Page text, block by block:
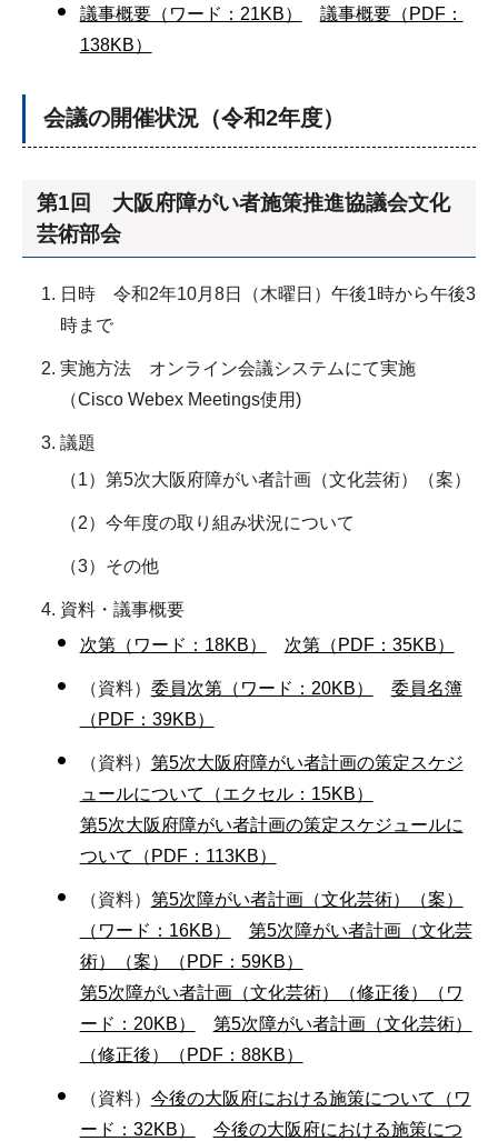
議事概要（ワード：21KB）
議事概要（PDF：
138KB）
会議の開催状況（令和2年度）
第1回 大阪府障がい者施策推進協議会文化
芸術部会
日時 令和2年10月8日（木曜日）午後1時から午後3
時まで
実施方法 オンライン会議システムにて実施
（Cisco Webex Meetings使用)
議題
（1）第5次大阪府障がい者計画（文化芸術）（案）
（2）今年度の取り組み状況について
（3）その他
資料・議事概要
次第（ワード：18KB）
次第（PDF：35KB）
（資料） 委員次第（ワード：20KB）
委員名簿
（PDF：39KB）
（資料） 第5次大阪府障がい者計画の策定スケジ
ュールについて（エクセル：15KB）
第5次大阪府障がい者計画の策定スケジュールに
ついて（PDF：113KB）
（資料） 第5次障がい者計画（文化芸術）（案）
（ワード：16KB）
第5次障がい者計画（文化芸
術）（案）（PDF：59KB）
第5次障がい者計画（文化芸術）（修正後）（ワ
ード：20KB）
第5次障がい者計画（文化芸術）
（修正後）（PDF：88KB）
（資料） 今後の大阪府における施策について（ワ
ード：32KB）
今後の大阪府における施策につ